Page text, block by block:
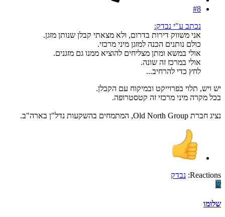
#8
נכתב ע"י נבדק:
אני משווק דירות בדרום, ולא מצאתי קבלן שנותן מזגן.
כולם נותנים הכנה למזגן מיני מרכזי.
אולי במשא ומתן מצליחים להוציא ממנו גם מזגנים.
אולי במרכז זה שונה.
לחץ כדי להרחיב...
יש ויש, תלוי בפרוייקט ובמיקוח עם הקבלן.
בכל מקרה מיני מרכזי זה קטסטרופה.
נציג חברת Old North Group, המתמחים בהשקעות נדל"ן בארה"ב.
Reactions: נבדק
ש
שלומו